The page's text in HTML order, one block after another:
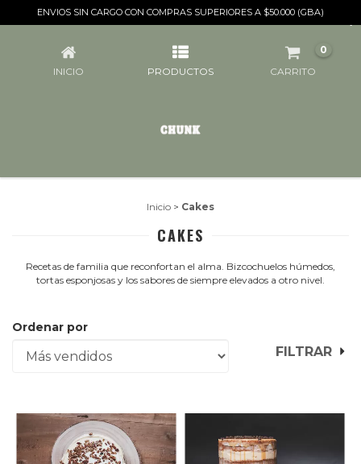
ENVIOS SIN CARGO CON COMPRAS SUPERIORES A $50.000 (GBA)
CAKES
INICIO PRODUCTOS CARRITO
0
Inicio > Cakes
CAKES
Recetas de familia que reconfortan el alma. Bizcochuelos húmedos,
tortas esponjosas y los sabores de siempre elevados a otro nivel.
Ordenar por
FILTRAR